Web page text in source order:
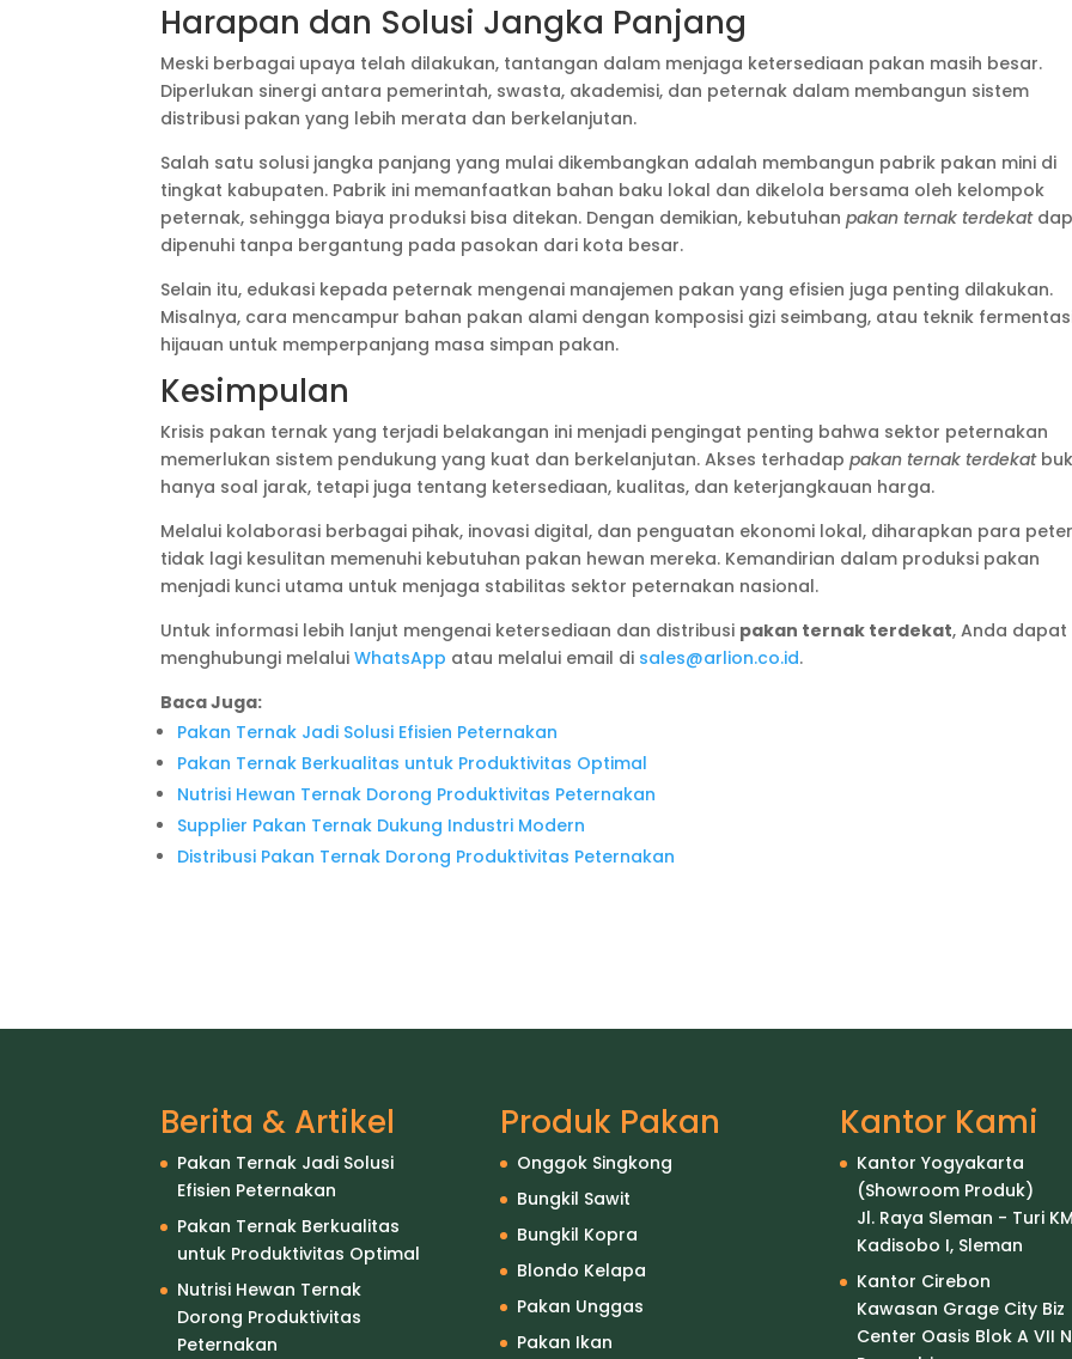
Harapan dan Solusi Jangka Panjang
Meski berbagai upaya telah dilakukan, tantangan dalam menjaga ketersediaan pakan masih besar.
Diperlukan sinergi antara pemerintah, swasta, akademisi, dan peternak dalam membangun sistem
distribusi pakan yang lebih merata dan berkelanjutan.
Salah satu solusi jangka panjang yang mulai dikembangkan adalah membangun pabrik pakan mini di
tingkat kabupaten. Pabrik ini memanfaatkan bahan baku lokal dan dikelola bersama oleh kelompok
peternak, sehingga biaya produksi bisa ditekan. Dengan demikian, kebutuhanpakan ternak terdekat
dipenuhi tanpa bergantung pada pasokan dari kota besar.
Selain itu, edukasi kepada peternak mengenai manajemen pakan yang efisien juga penting dilakukan.
Misalnya, cara mencampur bahan pakan alami dengan komposisi gizi seimbang, atau teknik
hijauan untuk memperpanjang masa simpan pakan.
Kesimpulan
Krisis pakan ternak yang terjadi belakangan ini menjadi pengingat penting bahwa sektor peternakan
memerlukan sistem pendukung yang kuat dan berkelanjutan. Akses terhadappakan ternak terdekat
hanya soal jarak, tetapi juga tentang ketersediaan, kualitas, dan keterjangkauan harga.
Melalui kolaborasi berbagai pihak, inovasi digital, dan penguatan ekonomi lokal, diharapkan para
tidak lagi kesulitan memenuhi kebutuhan pakan hewan mereka. Kemandirian dalam produksi pakan
menjadi kunci utama untuk menjaga stabilitas sektor peternakan nasional.
Untuk informasi lebih lanjut mengenai ketersediaan dan distribusi pakan ternak terdekat, Anda dapat
menghubungi melaluiWhatsApp atau melalui email di sales@arlion.co.id.
Baca Juga:
Pakan Ternak Jadi Solusi Efisien Peternakan
Pakan Ternak Berkualitas untuk Produktivitas Optimal
Nutrisi Hewan Ternak Dorong Produktivitas Peternakan
Supplier Pakan Ternak Dukung Industri Modern
Distribusi Pakan Ternak Dorong Produktivitas Peternakan
Berita & Artikel
Pakan Ternak Jadi Solusi
Efisien Peternakan
Pakan Ternak Berkualitas
untuk Produktivitas Optimal
Nutrisi Hewan Ternak
Dorong Produktivitas
Peternakan
Produk Pakan
Onggok Singkong
Bungkil Sawit
Bungkil Kopra
Blondo Kelapa
Pakan Unggas
Pakan Ikan
Kantor Kami
Kantor Yogyakarta
(Showroom Produk)
Jl. Raya Sleman - Turi
Kadisobo I, Sleman
Kantor Cirebon
Kawasan Grage City Biz
Center Oasis Blok A VII